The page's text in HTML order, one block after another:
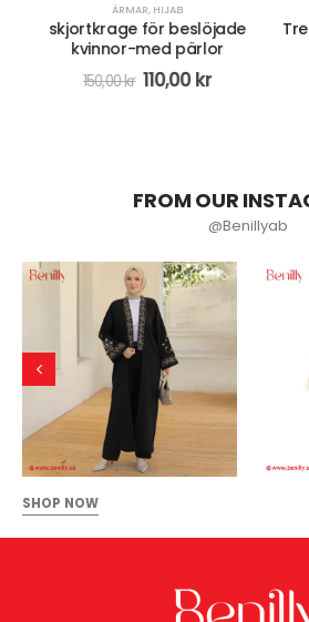
ÄRMAR,HIJAB
skjortkrage för beslöjade
kvinnor-med pärlor
150,00kr 110,00kr
Tre
FROM OUR
@Benillyab
SHOP NOW